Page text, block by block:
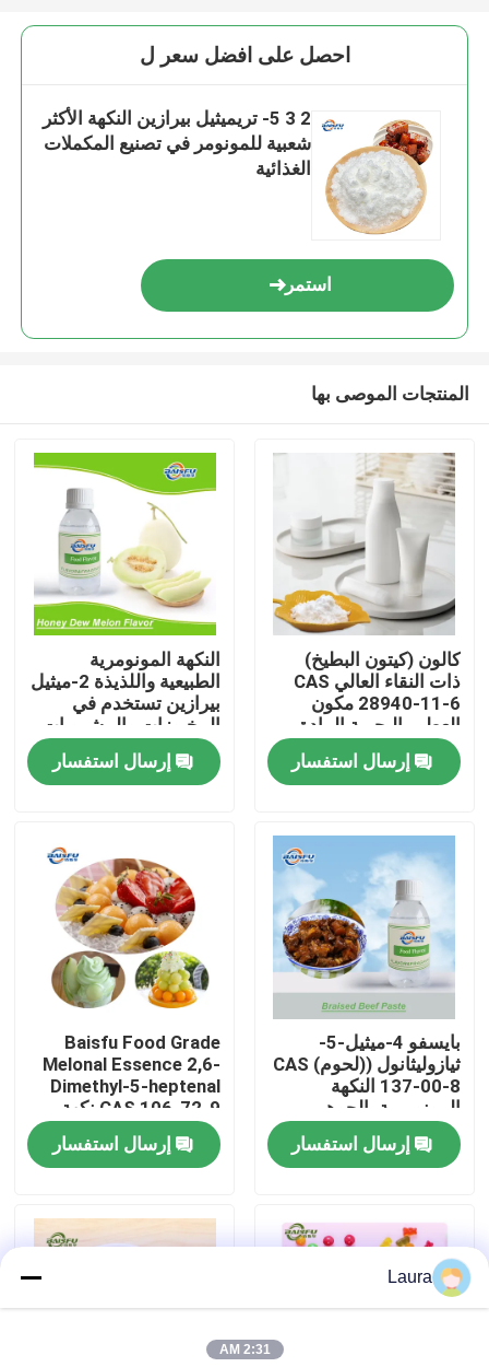
المنزل
فيديوهات
برنامج VR
جولة في المصنع
مراقبة الجودة
أخبار
احصل على افضل سعر ل
2 3 5- تريميثيل بيرازين النكهة الأكثر
شعبية للمونومر في تصنيع المكملات
الغذائية
استمر
المنتجات الموصى بها
كالون (كيتون البطيخ)
ذات النقاء العالي CAS
28940-11-6 مكون
العطور البحرية المادة
المائية الاصطناعية
إرسال استفسار
النكهة المونومرية
الطبيعية واللذيذة 2-ميثيل
بيرازين تستخدم في
المخبوزات والمشروبات
الباردة والتبغ
إرسال استفسار
بايسفو 4-ميثيل-5-
ثيازوليثانول ((لحوم) CAS
137-00-8 النكهة
المونومرية، الجوهر
المضاف
إرسال استفسار
Baisfu Food Grade
Melonal Essence 2,6-
Dimethyl-5-heptenal
CAS 106-72-9 نكهة
البطيخ الطازجة
للمشروبات والعطور
اليومية
إرسال استفسار
Laura
2:31 AM